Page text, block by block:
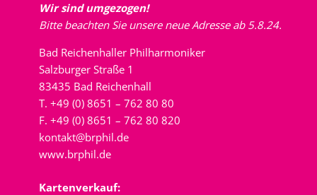
Wir sind umgezogen!
Bitte beachten Sie unsere neue Adresse ab 5.8.24.
Bad Reichenhaller Philharmoniker
Salzburger Straße 1
83435 Bad Reichenhall
T. +49 (0) 8651 – 762 80 80
F. +49 (0) 8651 – 762 80 820
kontakt@brphil.de
www.brphil.de
Kartenverkauf: